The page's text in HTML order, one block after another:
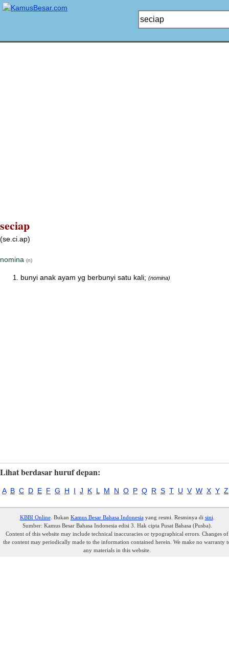
seciap
(se.ci.ap)
nomina (n)
bunyi anak ayam yg berbunyi satu kali; (nomina)
Lihat berdasar huruf depan:
A B C D E F G H I J K L M N O P Q R S T U V W X Y Z
KBBI Online. Bukan Kamus Besar Bahasa Indonesiayang resmi. Resminya di sini
Sumber: Kamus Besar Bahasa Indonesia edisi 3. Hak cipta Pusat Bahasa (Pusba).
Content of this website may include technical inaccuracies or typographical errors. Changes of
the content may periodically made to the information contained herein. We make no warranty
any materials in this website.